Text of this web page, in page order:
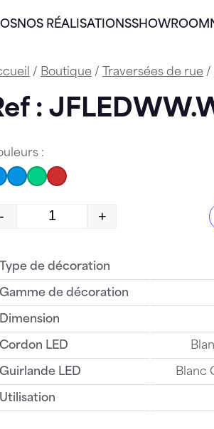
NOS RÉALISATIONSSHOWROOM
/ Boutique / Traversées de rue /
:
:
quantité de JFLEDWW.W
- +
Type de décoration
Gamme de décoration
Dimension
Cordon LED
Guirlande LED Blanc
Utilisation